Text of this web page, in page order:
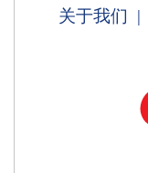
关于我们 |